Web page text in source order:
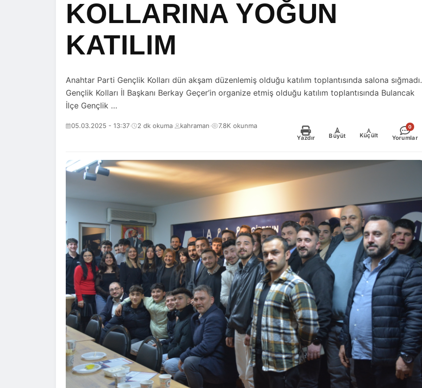
KOLLARINA YOĞUN
KATILIM
Anahtar Parti Gençlik Kolları dün akşam düzenlemiş olduğu katılım toplantısında salona sığmadı.
Gençlik Kolları İl Başkanı Berkay Geçer’in organize etmiş olduğu katılım toplantısında Bulancak
İlçe Gençlik …
05.03.2025 - 13:37· 2 dk okuma· kahraman· 7.8K okunma
Yazdır
+
Büyüt
-
Küçült
0
Yorumlar